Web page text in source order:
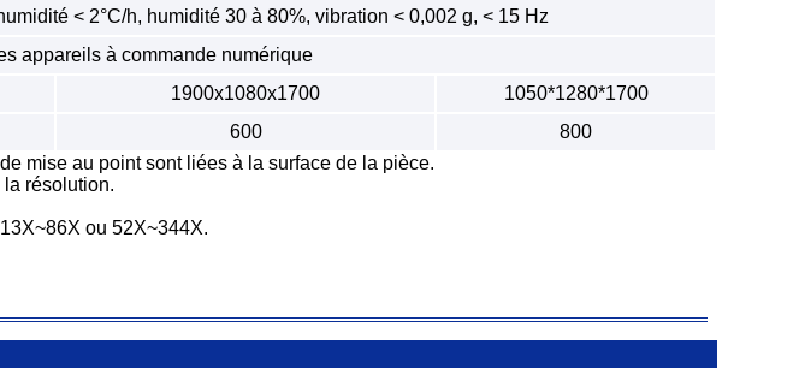
< 2°C/h, humidité 30 à 80%, vibration < 0,002 g, < 15 Hz
appareils à commande numérique
1900x1080x1700
1050*1280*1700
600
800
mise au point sont liées à la surface de la pièce.
résolution.
ou 52X~344X.